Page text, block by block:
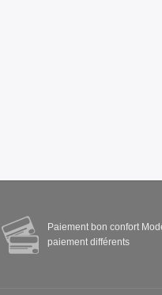
Paiement bon confort
paiement différents